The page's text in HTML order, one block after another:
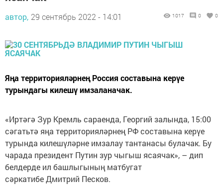
автор, 29 сентябрь 2022 - 14:01 1017 0 0
Яңа территорияләрнең Россия составына керүе
турындагы килешү имзаланачак.
«Иртәгә Зур Кремль сараенда, Георгий залында, 15:00
сәгатьтә яңа территорияләрнең РФ составына керүе
турында килешүләрне имзалау тантанасы булачак. Бу
чарада президент Путин зур чыгыш ясаячак», – дип
белдерде ил башлыгының матбугат
сәркатибе Дмитрий Песков.